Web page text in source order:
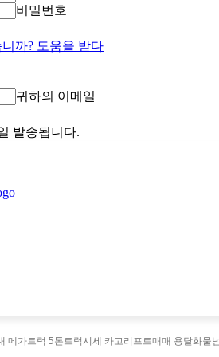
비밀번호
까? 도움을 받다
귀하의 이메일
발송됩니다.
메가트럭 5톤트럭시세 카고리프트매매 용달화물